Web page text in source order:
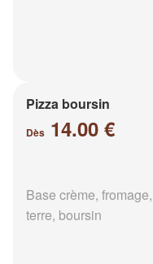
Pizza boursin
Dès 14.00 €
Base crème,
terre, boursin